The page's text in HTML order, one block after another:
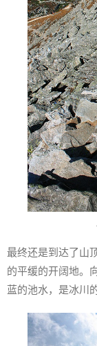
最终还是到达了山
的平缓的开阔地。
蓝的池水，是冰川